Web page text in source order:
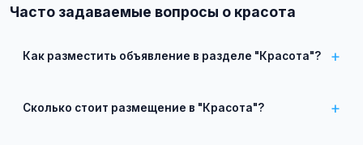
Часто задаваемые вопросы о красота
Как разместить объявление в разделе "Красота"?
объявление", выберите категорию "Красота", заполните
форму и опубликуйте. Первые объявления — бесплатно!
Сколько стоит размещение в "Красота"?